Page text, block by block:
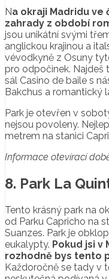
Na okraji Madridu ve
zahrady z období
jsou unikátní svými
anglickou krajinou a
vévodkyně z Osuny
pro odpočinek. Najdeš
sál Casino de baile s
Bakchus a romantický
Park je otevřen v
nejsou povoleny.
metrem na stanici
Informace otevírací
8. Park La
Tento krásný park na
od Parku Capricho na
Suanzes. Park je
eukalypty. Pokud jsi v
rozhodně bys tento
Každoročně se tady v